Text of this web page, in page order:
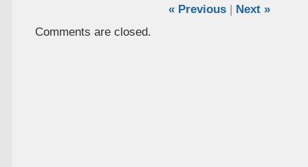
« Previous|
Next »
Comments are closed.